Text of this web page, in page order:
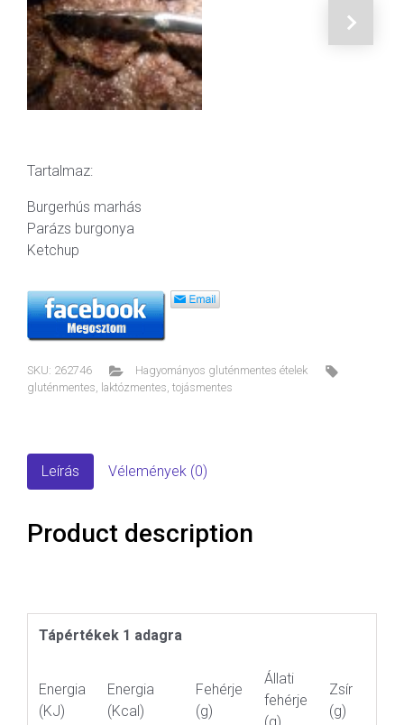
Tartalmaz:
Burgerhús marhás
Parázs burgonya
Ketchup
SKU: 262746
Hagyományos gluténmentes ételek
gluténmentes, laktózmentes, tojásmentes
Leírás Vélemények (0)
Product description
Tápértékek 1 adagra
Energia
(KJ)
Energia
(Kcal)
Fehérje
(g)
Állati
fehérje
Zsír
(g)